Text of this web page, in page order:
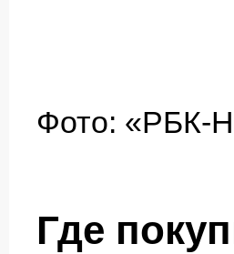
Фото: «РБК-
Где